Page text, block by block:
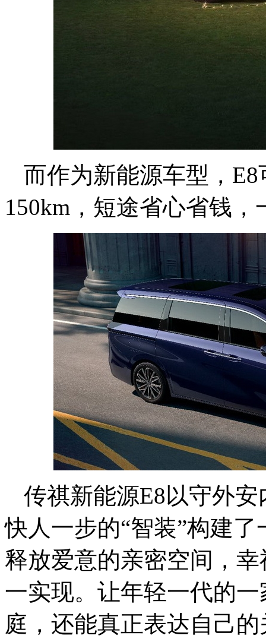
而作为新能源车型，
150km，短途省心省钱
传祺新能源E8以守外安
快人一步的“智装”构建
释放爱意的亲密空间，
一实现。 让年轻一代的
庭，还能真正表达自己